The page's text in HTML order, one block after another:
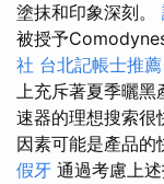
塗抹和印象深刻。
被授予
社 台北記帳士推薦
上充斥著夏季曬黑
速器的理想搜索很
因素可能是產品的
假牙 通過考慮上